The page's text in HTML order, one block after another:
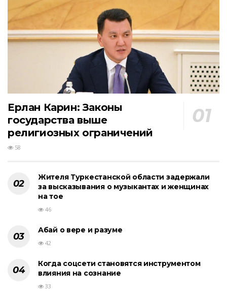
Ерлан Карин: Законы
государства выше
религиозных ограничений
58
Жителя Туркестанской области задержали
за высказывания о музыкантах и женщинах
на тое
46
Абай о вере и разуме
42
Когда соцсети становятся инструментом
влияния на сознание
33